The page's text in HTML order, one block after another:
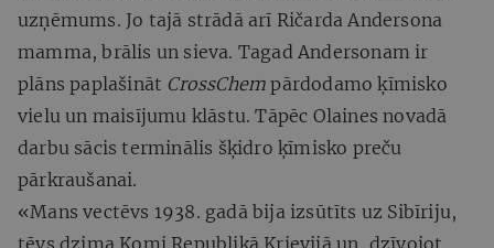
uzņēmums. Jo tajā strādā arī Ričarda Andersona
mamma, brālis un sieva. Tagad Andersonam ir
plāns paplašināt CrossChem pārdodamo ķīmisko
vielu un maisījumu klāstu. Tāpēc Olaines novadā
darbu sācis terminālis šķidro ķīmisko preču
pārkraušanai.
«Mans vectēvs 1938. gadā bija izsūtīts uz Sibīriju,
tēvs dzima Komi Republikā Krievijā un, dzīvojot